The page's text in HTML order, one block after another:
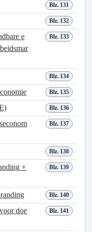
Blz. 131
Blz. 132
Blz. 133
e
Blz. 134
Blz. 135
Blz. 136
Blz. 137
Blz. 138
Blz. 139
+
Blz. 140
Blz. 141
doe